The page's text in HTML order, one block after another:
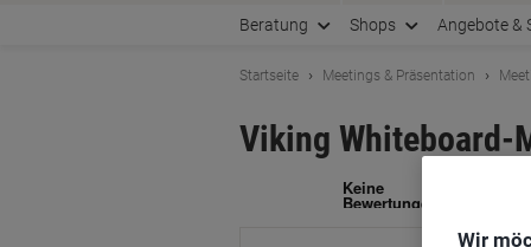
Beratung Shops Angebote &
Startseite Meetings & Präsentation
Viking Whiteboard-
Wir